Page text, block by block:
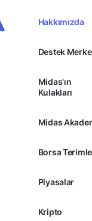
Hakkımızda
Destek
Midas'ın
Kulakları
Midas
Borsa
Piyasalar
Kripto